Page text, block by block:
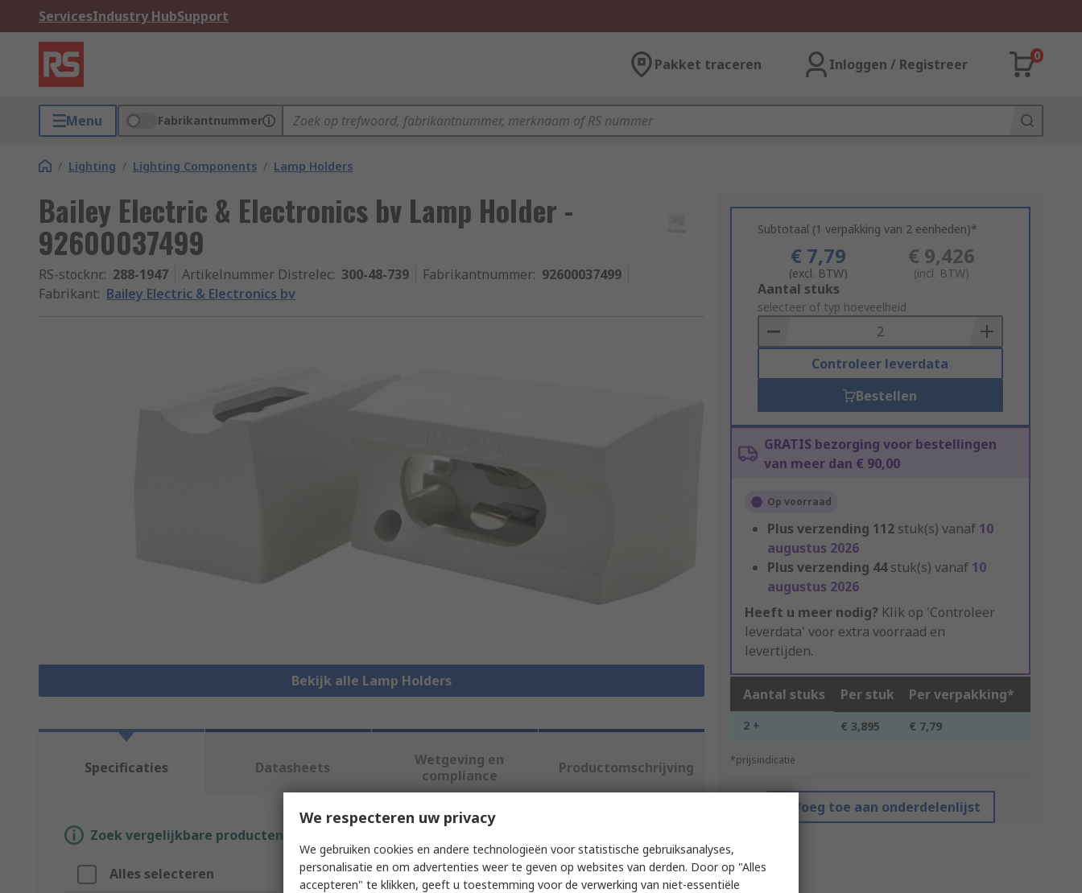
ServicesIndustry HubSupport
Pakket traceren Inloggen / Registreer
0
Menu Fabrikantnummer
/ Lighting / Lighting Components / Lamp Holders
Bailey Electric & Electronics bv Lamp Holder -
92600037499
RS-stocknr.: 288-1947 Artikelnummer Distrelec: 300-48-739 Fabrikantnummer: 92600037499
Fabrikant: Bailey Electric & Electronics bv
Bekijk alle Lamp Holders
Subtotaal (1 verpakking van 2 eenheden)*
€ 7,79
(excl. BTW)
€ 9,426
(incl. BTW)
Add
to
Basket
Aantal stuks
selecteer of typ hoeveelheid
Controleer leverdata
Bestellen
GRATIS bezorging voor bestellingen
van meer dan € 90,00
Op voorraad
Plus verzending 112 stuk(s) vanaf 10
augustus 2026
Plus verzending 44stuk(s) vanaf 10
augustus 2026
Heeft u meer nodig? Klik op 'Controleer
leverdata' voor extra voorraad en
levertijden.
Aantal stuks Per stuk Per verpakking*
2 + € 3,895 € 7,79
*prijsindicatie
Voeg toe aan onderdelenlijst
Specificaties Datasheets
Wetgeving en
compliance
Productomschrijving
Zoek vergelijkbare producten door een of meer kenmerken te selecteren.
Alles selecteren Attribuut Waarde
We respecteren uw privacy
We gebruiken cookies en andere technologieën voor statistische gebruiksanalyses,
personalisatie en om advertenties weer te geven op websites van derden. Door op "Alles
accepteren" te klikken, geeft u toestemming voor de verwerking van niet-essentiële